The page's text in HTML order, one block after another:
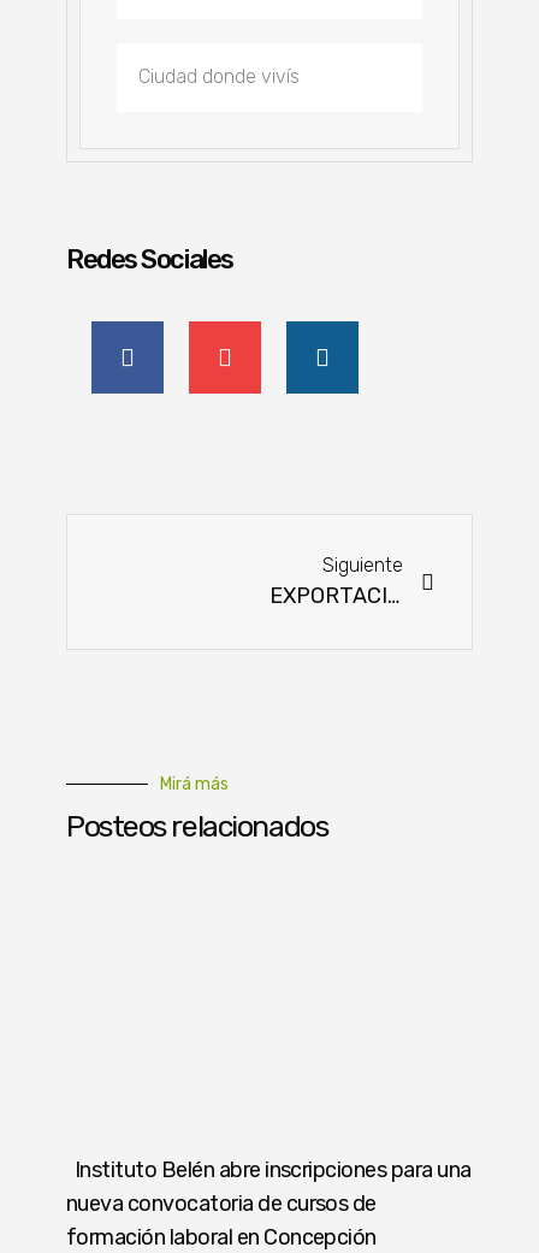
Redes Sociales
Siguiente
EXPORTACIONES DE PRODUCTOS FORESTALES CRECIERON 124%
Mirá más
Posteos relacionados
Instituto Belén abre inscripciones para una
nueva convocatoria de cursos de
formación laboral en Concepción